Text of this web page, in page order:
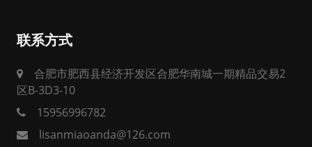
联系方式
合肥市肥西县经济开发区合肥华南城一期精品交易2
区B-3D3-10
15956996782
lisanmiaoanda@126.com